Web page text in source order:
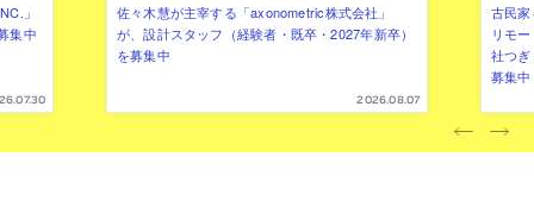
」
集中
佐々木慧が主宰する「axonometric株式会社」
が、設計スタッフ（経験者・既卒・2027年新卒）
を募集中
2026.08.07
古民
リモ
社つ
募集中